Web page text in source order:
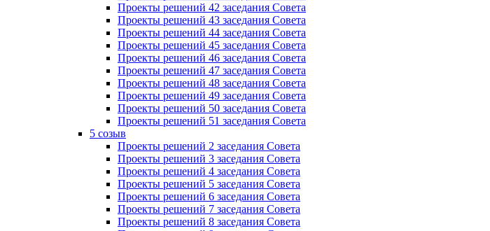
Проекты решений 42 заседания Совета
Проекты решений 43 заседания Совета
Проекты решений 44 заседания Совета
Проекты решений 45 заседания Совета
Проекты решений 46 заседания Совета
Проекты решений 47 заседания Совета
Проекты решений 48 заседания Совета
Проекты решений 49 заседания Совета
Проекты решений 50 заседания Совета
Проекты решений 51 заседания Совета
5 созыв
Проекты решений 2 заседания Совета
Проекты решений 3 заседания Совета
Проекты решений 4 заседания Совета
Проекты решений 5 заседания Совета
Проекты решений 6 заседания Совета
Проекты решений 7 заседания Совета
Проекты решений 8 заседания Совета